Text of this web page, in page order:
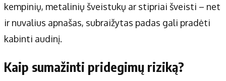
kempinių, metalinių šveistukų ar stipriai šveisti – net
ir nuvalius apnašas, subraižytas padas gali pradėti
kabinti audinį.
Kaip sumažinti pridegimų riziką?